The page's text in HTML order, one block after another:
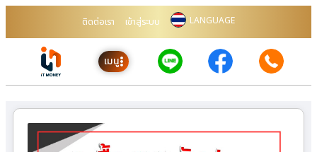
ติดต่อเรา เข้าสู่ระบบ LANGUAGE
เมนู